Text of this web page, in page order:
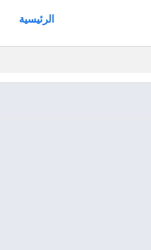
الرئيسية